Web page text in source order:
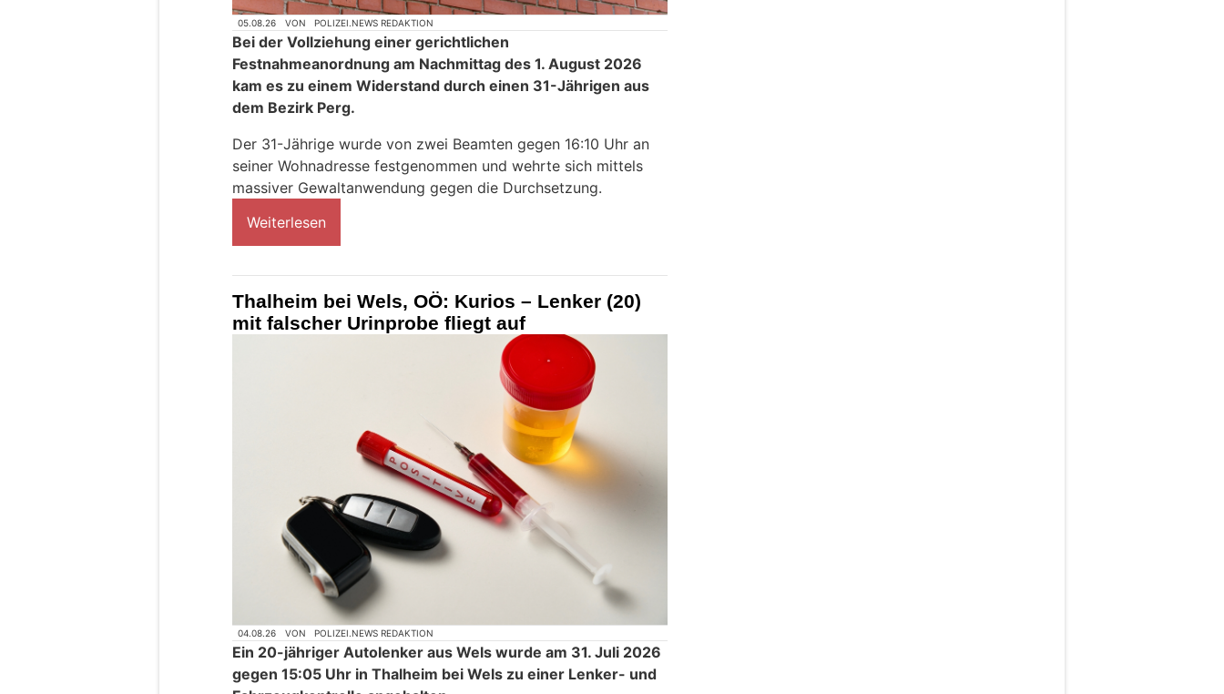
05.08.26 VON POLIZEI.NEWS REDAKTION
Bei der Vollziehung einer gerichtlichen
Festnahmeanordnung am Nachmittag des 1. August 2026
kam es zu einem Widerstand durch einen 31-Jährigen aus
dem Bezirk Perg.
Der 31-Jährige wurde von zwei Beamten gegen 16:10 Uhr an
seiner Wohnadresse festgenommen und wehrte sich mittels
massiver Gewaltanwendung gegen die Durchsetzung.
Weiterlesen
Thalheim bei Wels, OÖ: Kurios – Lenker (20)
mit falscher Urinprobe fliegt auf
04.08.26 VON POLIZEI.NEWS REDAKTION
Ein 20-jähriger Autolenker aus Wels wurde am 31. Juli 2026
gegen 15:05 Uhr in Thalheim bei Wels zu einer Lenker- und